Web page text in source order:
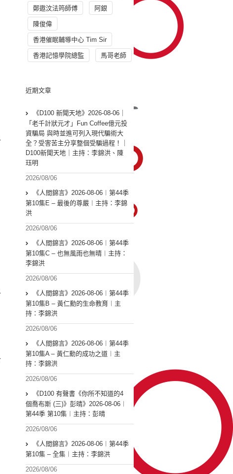
鄭遨汶法筠師傅 阿銀
陳俊偉
香港催眠輔導中心 Tim Sir
香港記憶學院總監 馬哥老師
近期文章
《D100 新聞天地》2026-08-06｜
「老千計狀元才」Fun Coffee億元投
資騙局 與時並進可列入現代騙術大
全？受害苦主分享整個受騙過程！｜
D100新聞天地｜主持：李錦洪、陳
珏明
2026/08/06
《人間錦言》2026-08-06︱第44季
第10集E – 最後的尊嚴︱主持：李錦
洪
2026/08/06
《人間錦言》2026-08-06︱第44季
第10集C – 也無風雨也無晴︱主持：
李錦洪
2026/08/06
《人間錦言》2026-08-06︱第44季
第10集B – 黃仁勳的生命教育︱主
持：李錦洪
2026/08/06
《人間錦言》2026-08-06︱第44季
第10集A – 黃仁勳的成功之道︱主
持：李錦洪
2026/08/06
《D100 有聲書《你所不知道的4
個喬布斯 (三)》彭晴》2026-08-06︱
第44季 第10集︱主持：彭晴
2026/08/06
《人間錦言》2026-08-06︱第44季
第10集 – 全集︱主持：李錦洪
2026/08/06